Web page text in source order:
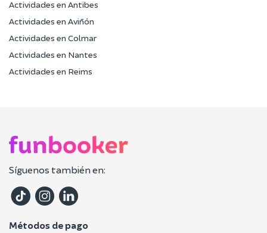
Actividades en Antibes
Actividades en Aviñón
Actividades en Colmar
Actividades en Nantes
Actividades en Reims
Síguenos también en:
Métodos de pago